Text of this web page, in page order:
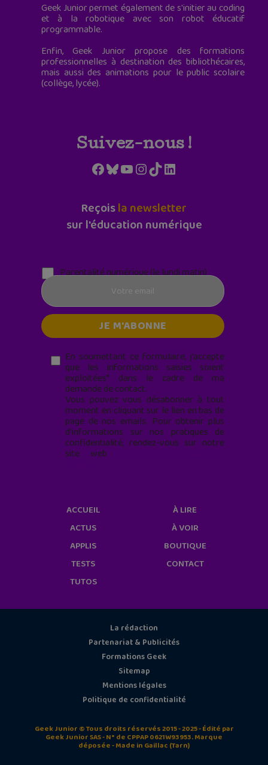
Geek Junior permet également de s'initier au coding
et à la robotique avec son robot éducatif
programmable.
Enfin, Geek Junior propose des formations
professionnelles à destination des bibliothécaires,
mais aussi des animations pour le public scolaire
(collège, lycée).
Suivez-nous !
Facebook
Bluesky
YouTube
Instagram
TikTokLinkedIn
Reçoisla newsletter
sur l'éducation numérique
Parentalité numérique (le lundi matin)
En soumettant ce formulaire, j’accepte
que les informations saisies soient
exploitées* dans le cadre de ma
demande de contact.
Vous pouvez vous désabonner à tout
moment en cliquant sur le lien en bas de
page de nos emails. Pour obtenir plus
d'informations sur nos pratiques de
confidentialité, rendez-vous sur notre
site web
ACCUEIL
ACTUS
APPLIS
TESTS
TUTOS
À LIRE
À VOIR
BOUTIQUE
CONTACT
La rédaction
Partenariat & Publicités
Formations Geek
Sitemap
Mentions légales
Politique de confidentialité
Geek Junior © Tous droits réservés 2015 - 2025 - Édité par
Geek Junior SAS - N° de CPPAP 0621W93953. Marque
déposée - Made in Gaillac (Tarn)